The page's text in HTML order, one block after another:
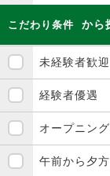
こだわり条件 から
未経験者歓迎
経験者優遇
オープニン
午前から夕